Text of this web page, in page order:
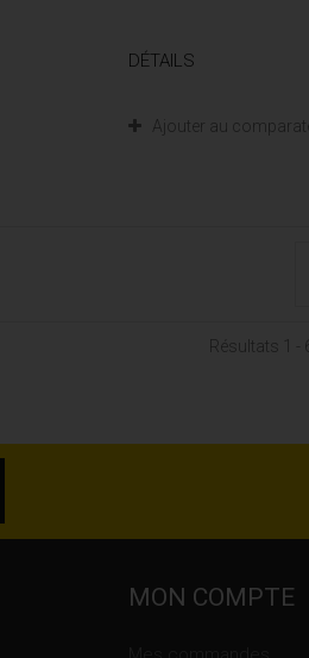
DÉTAILS
Ajouter au
Résultats 1 -
MON COMPTE